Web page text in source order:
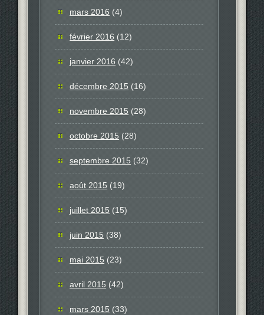
mars 2016 (4)
février 2016 (12)
janvier 2016 (42)
décembre 2015 (16)
novembre 2015 (28)
octobre 2015 (28)
septembre 2015 (32)
août 2015 (19)
juillet 2015 (15)
juin 2015 (38)
mai 2015 (23)
avril 2015 (42)
mars 2015 (33)